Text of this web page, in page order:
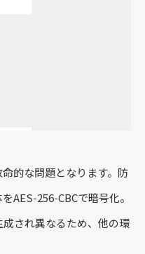
的な問題となります。防
AES-256-CBCで暗号化。
され異なるため、他の環